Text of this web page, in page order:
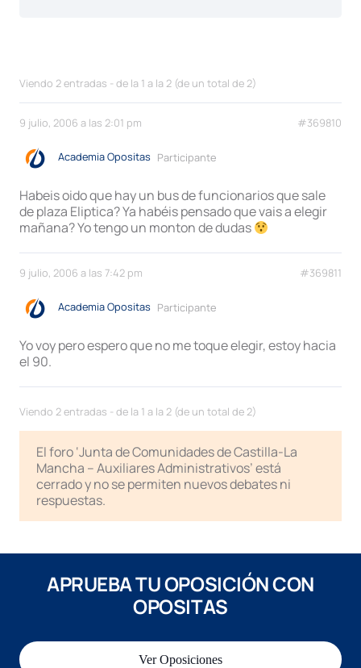
Viendo 2 entradas - de la 1 a la 2 (de un total de 2)
9 julio, 2006 a las 2:01 pm #369810
Academia Opositas Participante
Habeis oido que hay un bus de funcionarios que sale
de plaza Eliptica? Ya habéis pensado que vais a elegir
mañana? Yo tengo un monton de dudas
9 julio, 2006 a las 7:42 pm #369811
Academia Opositas Participante
Yo voy pero espero que no me toque elegir, estoy hacia
el 90.
Viendo 2 entradas - de la 1 a la 2 (de un total de 2)
El foro ‘Junta de Comunidades de Castilla-La
Mancha – Auxiliares Administrativos’ está
cerrado y no se permiten nuevos debates ni
respuestas.
APRUEBA TU OPOSICIÓN CON
OPOSITAS
Ver Oposiciones